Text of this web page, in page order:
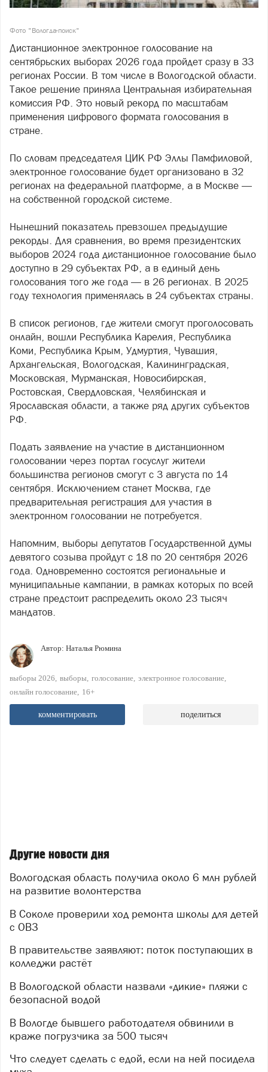
Фото "Вологда-поиск"
Дистанционное электронное голосование на
сентябрьских выборах 2026 года пройдет сразу в 33
регионах России. В том числе в Вологодской области.
Такое решение приняла Центральная избирательная
комиссия РФ. Это новый рекорд по масштабам
применения цифрового формата голосования в
стране.
По словам председателя ЦИК РФ Эллы Памфиловой,
электронное голосование будет организовано в 32
регионах на федеральной платформе, а в Москве —
на собственной городской системе.
Нынешний показатель превзошел предыдущие
рекорды. Для сравнения, во время президентских
выборов 2024 года дистанционное голосование было
доступно в 29 субъектах РФ, а в единый день
голосования того же года — в 26 регионах. В 2025
году технология применялась в 24 субъектах страны.
В список регионов, где жители смогут проголосовать
онлайн, вошли Республика Карелия, Республика
Коми, Республика Крым, Удмуртия, Чувашия,
Архангельская, Вологодская, Калининградская,
Московская, Мурманская, Новосибирская,
Ростовская, Свердловская, Челябинская и
Ярославская области, а также ряд других субъектов
РФ.
Подать заявление на участие в дистанционном
голосовании через портал госуслуг жители
большинства регионов смогут с 3 августа по 14
сентября. Исключением станет Москва, где
предварительная регистрация для участия в
электронном голосовании не потребуется.
Напомним, выборы депутатов Государственной думы
девятого созыва пройдут с 18 по 20 сентября 2026
года. Одновременно состоятся региональные и
муниципальные кампании, в рамках которых по всей
стране предстоит распределить около 23 тысяч
мандатов.
Автор: Наталья Рюмина
выборы 2026 выборы голосование электронное голосование
онлайн голосование 16+
комментировать поделиться
Другие новости дня
Вологодская область получила около 6 млн рублей
на развитие волонтерства
В Соколе проверили ход ремонта школы для детей
с ОВЗ
В правительстве заявляют: поток поступающих в
колледжи растёт
В Вологодской области назвали «дикие» пляжи с
безопасной водой
В Вологде бывшего работодателя обвинили в
краже погрузчика за 500 тысяч
Что следует сделать с едой, если на ней посидела